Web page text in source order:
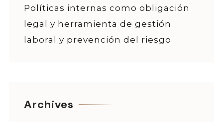
Políticas internas como obligación
legal y herramienta de gestión
laboral y prevención del riesgo
Archives